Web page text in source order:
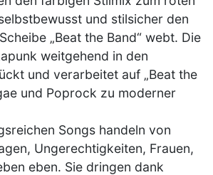
und stilsicher den
„Beat the Band“ webt. Die
weitgehend in den
und verarbeitet auf „Beat the
und Poprock zu moderner
Songs handeln von
Ungerechtigkeiten, Frauen,
eben. Sie dringen dank